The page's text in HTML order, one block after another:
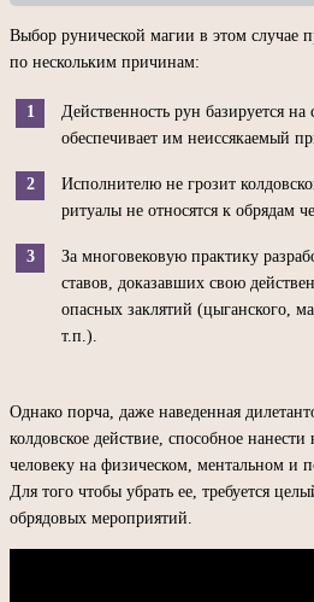
Выбор рунической магии в этом случае
по нескольким причинам:
Действенность рун базируется
обеспечивает им неиссякаемый
Исполнителю не грозит
ритуалы не относятся к обрядам
За многовековую практику
ставов, доказавших свою
опасных заклятий (цыганского,
т.п.).
Однако порча, даже наведенная
колдовское действие, способное
человеку на физическом, ментальном и
Для того чтобы убрать ее, требуется
обрядовых мероприятий.